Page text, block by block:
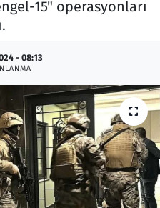
15" operasyonları
- 08:13